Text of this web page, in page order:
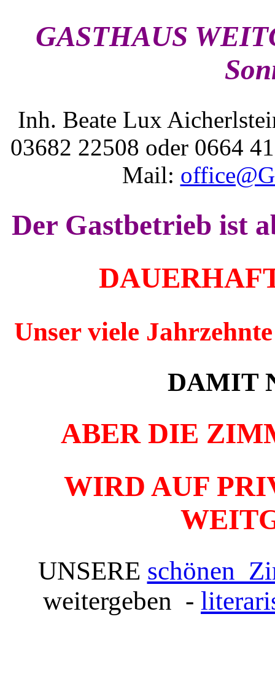
GASTHAUS
Inh. Beate Lux
03682 22508 oder 0664
Mail:
Der Gastbetrieb ist
Unser viele
DAMIT
ABER DIE
WIRD AUF
UNSERE schönen
weitergeben -